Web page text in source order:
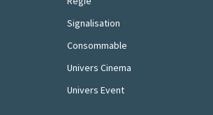
Signalisation
Consommable
Univers Cinema
Univers Event